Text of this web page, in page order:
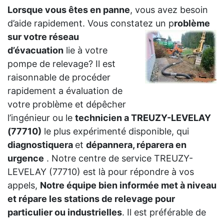
Lorsque vous êtes en panne, vous avez besoin
d’aide rapidement. Vous constatez un problème
sur votre réseau
d’évacuation lie à votre
pompe de relevage? Il est
raisonnable de procéder
rapidement a évaluation de
votre problème et dépêcher
l’ingénieur ou le technicien a TREUZY-LEVELAY
(77710) le plus expérimenté disponible, qui
diagnostiquera et dépannera, réparera en
urgence . Notre centre de service TREUZY-
LEVELAY (77710) est là pour répondre à vos
appels, Notre équipe bien informée met à niveau
et répare les stations de relevage pour
particulier ou industrielles. Il est préférable de